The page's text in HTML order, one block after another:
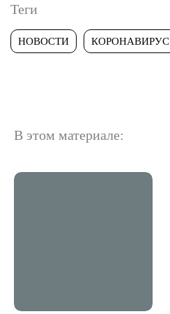
Теги
НОВОСТИ КОРОНАВИРУС
В этом материале: